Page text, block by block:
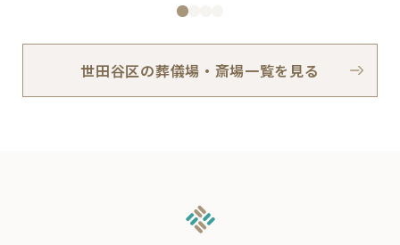
世田谷区の葬儀場・斎場一覧を見る